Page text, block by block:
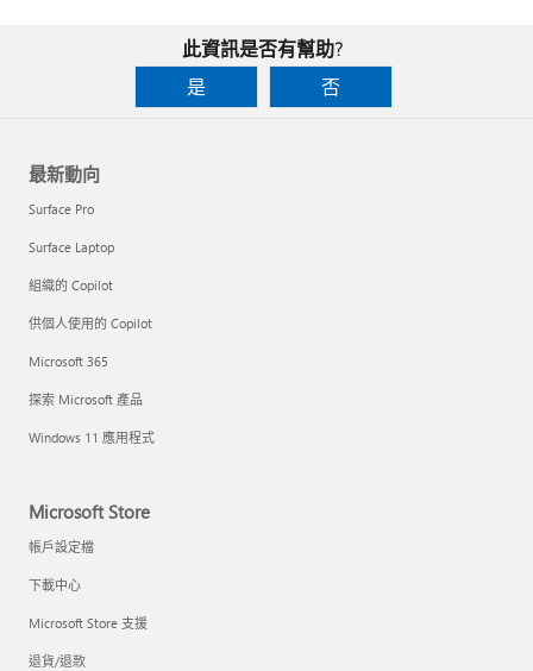
此資訊是否有幫助?
是
否
最新動向
Surface Pro
Surface Laptop
組織的 Copilot
供個人使用的 Copilot
Microsoft 365
探索 Microsoft 產品
Windows 11 應用程式
Microsoft Store
帳戶設定檔
下載中心
Microsoft Store 支援
退貨/退款